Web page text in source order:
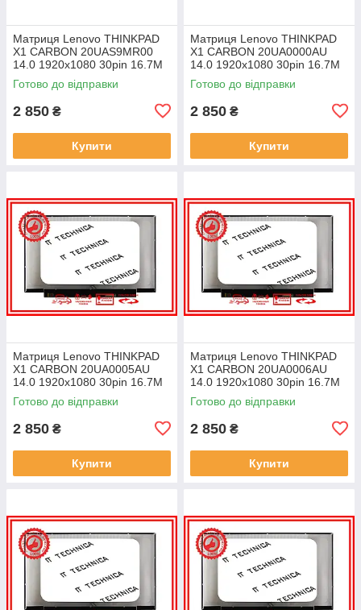
Матриця Lenovo THINKPAD
X1 CARBON 20UAS9MR00
14.0 1920x1080 30pin 16.7M
45% NTSC 300 cd/m² для
ноутбука
Готово до відправки
2 850 ₴
Купити
Матриця Lenovo THINKPAD
X1 CARBON 20UA0000AU
14.0 1920x1080 30pin 16.7M
45% NTSC 300 cd/m² для
ноутбука
Готово до відправки
2 850 ₴
Купити
Матриця Lenovo THINKPAD
X1 CARBON 20UA0005AU
14.0 1920x1080 30pin 16.7M
45% NTSC 300 cd/m² для
ноутбука
Готово до відправки
2 850 ₴
Купити
Матриця Lenovo THINKPAD
X1 CARBON 20UA0006AU
14.0 1920x1080 30pin 16.7M
45% NTSC 300 cd/m² для
ноутбука
Готово до відправки
2 850 ₴
Купити